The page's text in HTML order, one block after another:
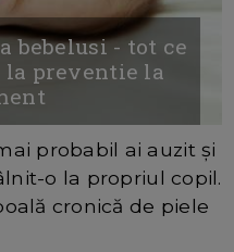
bebelusi - tot ce
la preventie la
probabil ai auzit și
o la propriul copil.
cronică de piele